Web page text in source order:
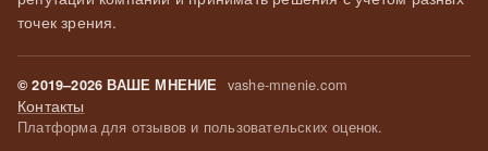
точек зрения.
© 2019–2026 ВАШЕ МНЕНИЕ vashe-mnenie.com
Контакты
Платформа для отзывов и пользовательских оценок.